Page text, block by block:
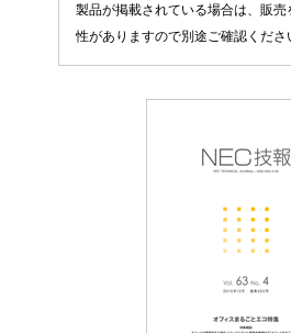
製品が掲載されている場合は、販
性がありますので別途ご確認くださ